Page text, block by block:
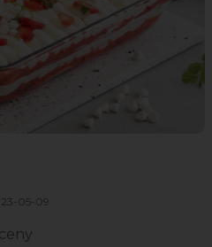
05-09